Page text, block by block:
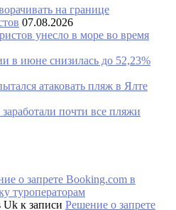
на границе
07.08.2026
унесло в море во время
в июне снизилась до 52,23%
атаковать пляж в Ялте
почти все пляжи
о запрете Booking.com в
туроператорам
Uk к записи Решение о запрете